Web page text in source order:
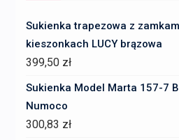
Sukienka trapezowa z
kieszonkach LUCY brązowa
399,50 zł
Sukienka Model Marta 157-7
Numoco
300,83 zł